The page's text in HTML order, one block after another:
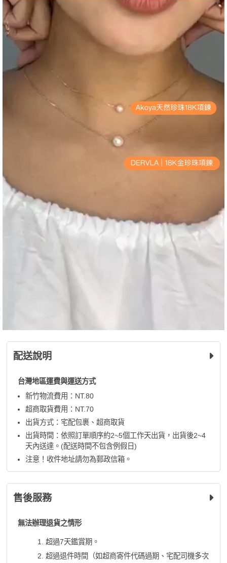
配送說明
台灣地區運費與運送方式
新竹物流費用：NT.80
超商取貨費用：NT.70
出貨方式：宅配包裹、超商取貨
出貨時間：依照訂單順序約2~5個工作天出貨，出貨後2~4
天內送達。(配送時間不包含例假日)
注意！收件地址請勿為郵政信箱。
售後服務
無法辦理退貨之情形
超過7天鑑賞期。
超過退件時間（如超商寄件代碼過期、宅配司機多次